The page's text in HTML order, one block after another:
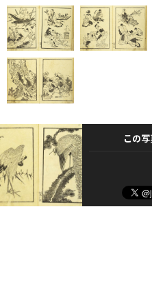
この